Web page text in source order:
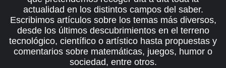
actualidad en los distintos campos del saber.
Escribimos artículos sobre los temas más diversos,
desde los últimos descubrimientos en el terreno
tecnológico, científico o artístico hasta propuestas y
comentarios sobre matemáticas, juegos, humor o
sociedad, entre otros.